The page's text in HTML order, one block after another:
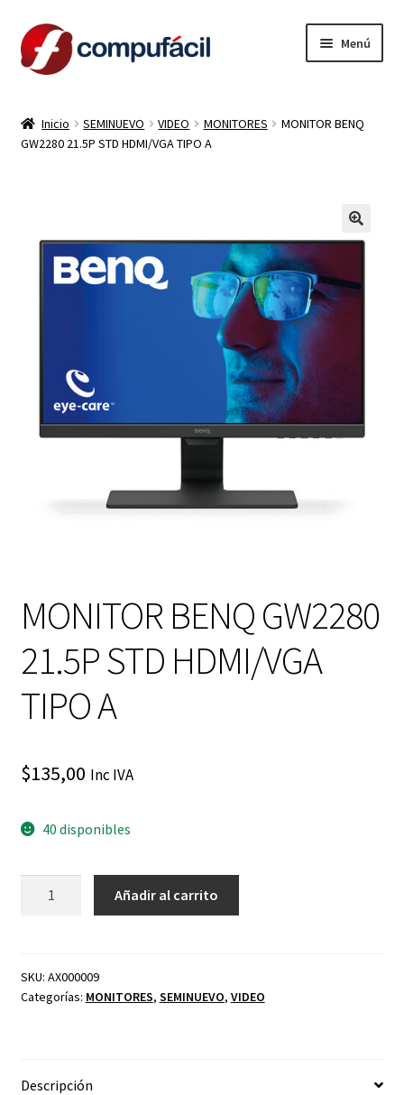
Ir
a
Ir
al
contenido
Menú
ARMA TU COMBO
el
CONTACTO
LIQUIDACION
Inicio SEMINUEVO VIDEO MONITORES
MONITOR BENQ
GW2280 21.5P STD HDMI/VGA TIPO A
MONITOR BENQ GW2280
21.5P STD HDMI/VGA
TIPO A
$135,00 Inc IVA
40 disponibles
STD
HDMI/VGA
Añadir al carrito
SKU: AX000009
Categorías: MONITORES, SEMINUEVO, VIDEO
Descripción